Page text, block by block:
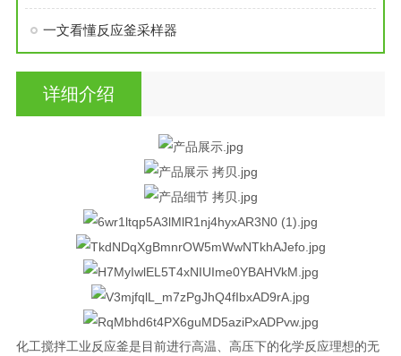
一文看懂反应釜采样器
详细介绍
化工搅拌工业反应釜是目前进行高温、高压下的化学反应理想的无